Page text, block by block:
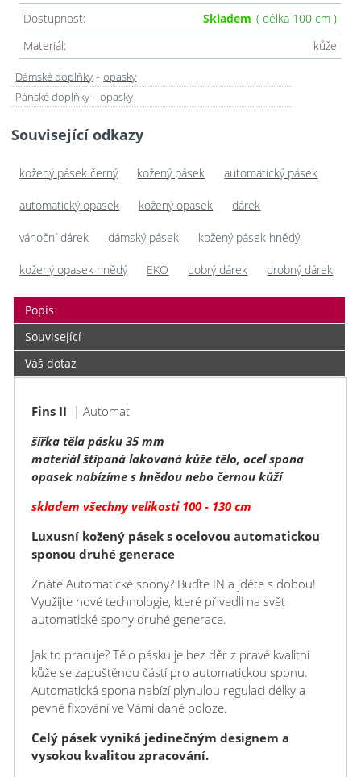
Dostupnost: Skladem ( délka 100 cm )
Materiál:
kůže
Dámské doplňky -opasky
Pánské doplňky -opasky
Související odkazy
kožený pásek černý kožený pásek automatický pásek
automatický opasek kožený opasek dárek
vánoční dárek dámský pásek kožený pásek hnědý
kožený opasek hnědý EKO dobrý dárek drobný dárek
Popis
Související
Váš dotaz
Fins II | Automat
šířka těla pásku 35 mm
materiál štípaná lakovaná kůže tělo, ocel spona
opasek nabízíme s hnědou nebo černou kůží
skladem všechny velikosti 100 - 130 cm
Luxusní kožený pásek s ocelovou automatickou
sponou druhé generace
Znáte Automatické spony? Buďte IN a jděte s dobou!
Využijte nové technologie, které přivedli na svět
automatické spony druhé generace.
Jak to pracuje? Tělo pásku je bez děr z pravé kvalitní
kůže se zapuštěnou částí pro automatickou sponu.
Automatická spona nabízí plynulou regulaci délky a
pevné fixování ve Vámi dané poloze.
Celý pásek vyniká jedinečným designem a
vysokou kvalitou zpracování.